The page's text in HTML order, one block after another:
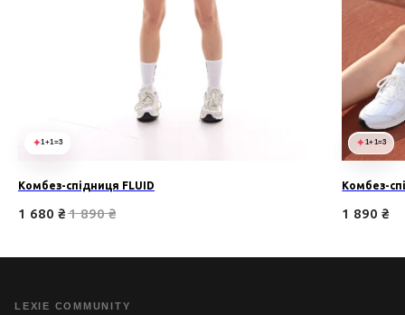
1+1=3
Комбез-спідниця FLUID
1 680 ₴ 1 890 ₴
1+1=3
Комбез-
1 890 ₴
LEXIE COMMUNITY